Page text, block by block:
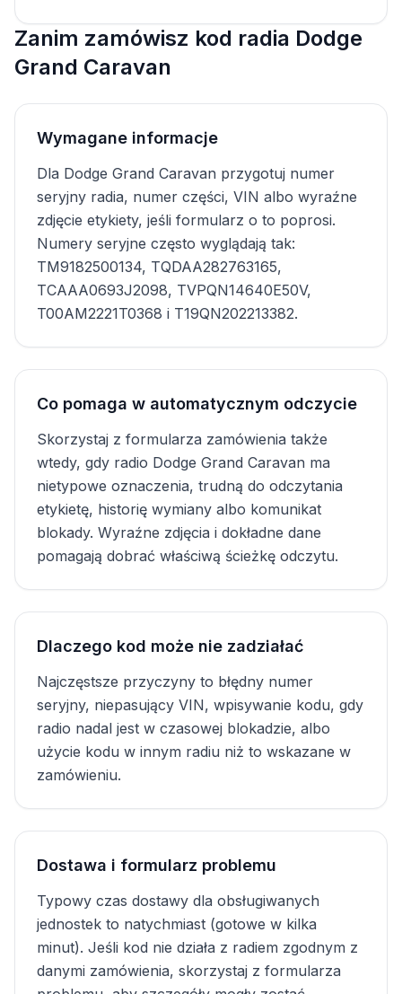
Zanim zamówisz kod radia Dodge
Grand Caravan
Wymagane informacje
Dla Dodge Grand Caravan przygotuj numer
seryjny radia, numer części, VIN albo wyraźne
zdjęcie etykiety, jeśli formularz o to poprosi.
Numery seryjne często wyglądają tak:
TM9182500134, TQDAA282763165,
TCAAA0693J2098, TVPQN14640E50V,
T00AM2221T0368 i T19QN202213382.
Co pomaga w automatycznym odczycie
Skorzystaj z formularza zamówienia także
wtedy, gdy radio Dodge Grand Caravan ma
nietypowe oznaczenia, trudną do odczytania
etykietę, historię wymiany albo komunikat
blokady. Wyraźne zdjęcia i dokładne dane
pomagają dobrać właściwą ścieżkę odczytu.
Dlaczego kod może nie zadziałać
Najczęstsze przyczyny to błędny numer
seryjny, niepasujący VIN, wpisywanie kodu, gdy
radio nadal jest w czasowej blokadzie, albo
użycie kodu w innym radiu niż to wskazane w
zamówieniu.
Dostawa i formularz problemu
Typowy czas dostawy dla obsługiwanych
jednostek to natychmiast (gotowe w kilka
minut). Jeśli kod nie działa z radiem zgodnym z
danymi zamówienia, skorzystaj z formularza